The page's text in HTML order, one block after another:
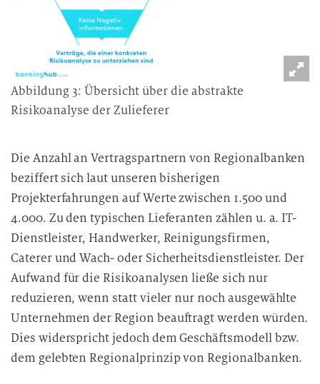
g
Abbildung 3: Übersicht über die abstrakte
Risikoanalyse der Zulieferer
Die Anzahl an Vertragspartnern von Regionalbanken
beziffert sich laut unseren bisherigen
Projekterfahrungen auf Werte zwischen 1.500 und
4.000. Zu den typischen Lieferanten zählen u. a. IT-
Dienstleister, Handwerker, Reinigungsfirmen,
Caterer und Wach- oder Sicherheitsdienstleister. Der
Aufwand für die Risikoanalysen ließe sich nur
reduzieren, wenn statt vieler nur noch ausgewählte
Unternehmen der Region beauftragt werden würden.
Dies widerspricht jedoch dem Geschäftsmodell bzw.
dem gelebten Regionalprinzip von Regionalbanken.